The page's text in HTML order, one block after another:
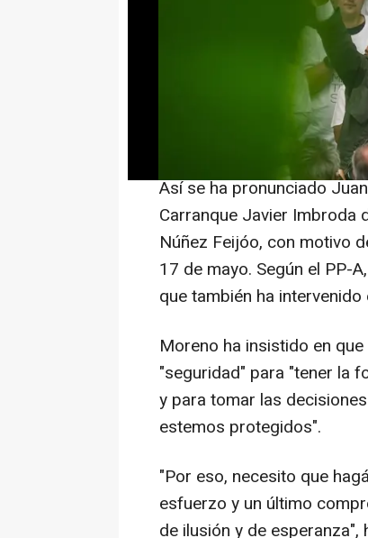
Moreno, ha reclamado
autonómicas del 17 de
ganar "ampliamente" y
defender los intereses de
recibe del Ejecutivo
Así se ha pronunciado
Carranque Javier Imbroda
Núñez Feijóo, con motivo
17 de mayo. Según el PP-
que también ha
Moreno ha insistido en
"seguridad" para "tener la
y para tomar las
estemos protegidos".
"Por eso, necesito que
esfuerzo y un último
de ilusión y de